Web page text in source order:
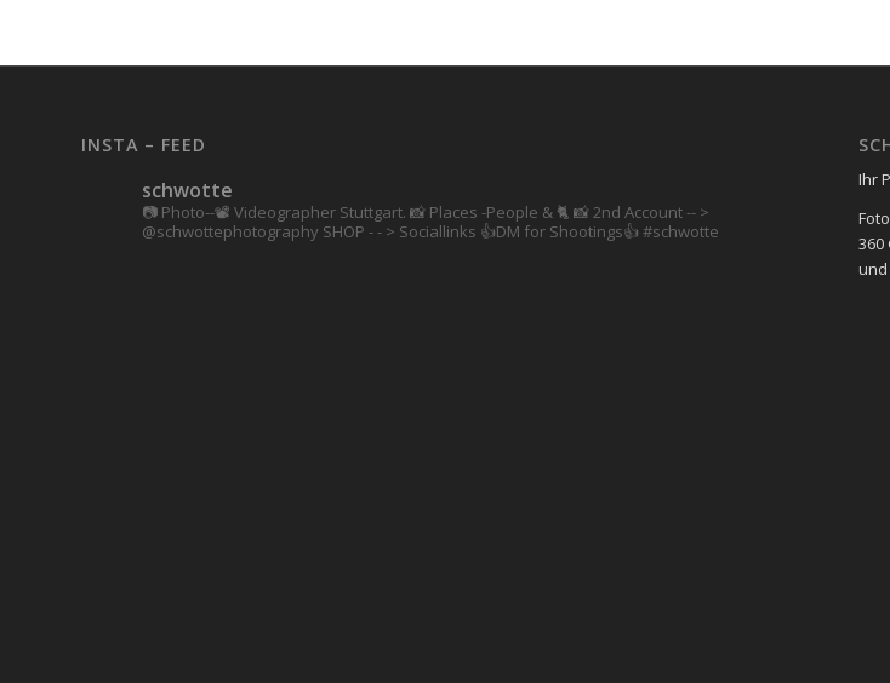
INSTA – FEED
schwotte
📷 Photo--📽️ Videographer Stuttgart. 📸 Places -People & 🐈 📸 2nd Account-- >
@schwottephotography SHOP - - > Sociallinks 👍DM for Shootings👍 #schwotte
Ihr
360